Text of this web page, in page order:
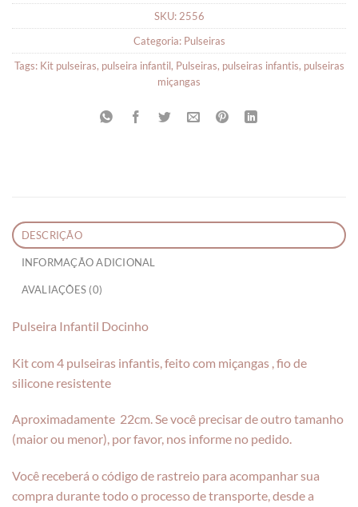
SKU: 2556
Categoria: Pulseiras
Tags: Kit pulseiras, pulseira infantil, Pulseiras, pulseiras infantis, pulseiras
miçangas
DESCRIÇÃO
INFORMAÇÃO ADICIONAL
AVALIAÇÕES (0)
Pulseira Infantil Docinho
Kit com 4 pulseiras infantis, feito com miçangas , fio de
silicone resistente
Aproximadamente 22cm. Se você precisar de outro tamanho
(maior ou menor), por favor, nos informe no pedido.
Você receberá o código de rastreio para acompanhar sua
compra durante todo o processo de transporte, desde a